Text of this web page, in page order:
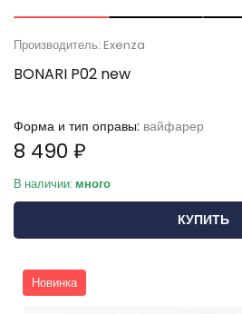
Производитель: Exenza
BONARI P02 new
Форма и тип оправы: вайфарер
8 490 ₽
В наличии: много
КУПИТЬ
Новинка